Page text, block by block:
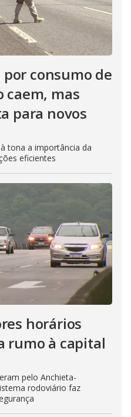
consumo de
caem, mas
para novos
tona a importância da
eficientes
horários
rumo à capital
pelo Anchieta-
rodoviário faz